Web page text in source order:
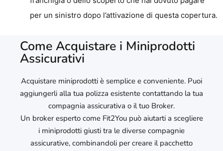
per un sinistro dopo l’attivazione di questa copertura.
Come Acquistare i Miniprodotti
Assicurativi
Acquistare miniprodotti è semplice e conveniente. Puoi
aggiungerli alla tua polizza esistente contattando la tua
compagnia assicurativa o il tuo Broker.
Un broker esperto come Fit2You può aiutarti a scegliere
i miniprodotti giusti tra le diverse compagnie
assicurative, combinandoli per creare il pacchetto